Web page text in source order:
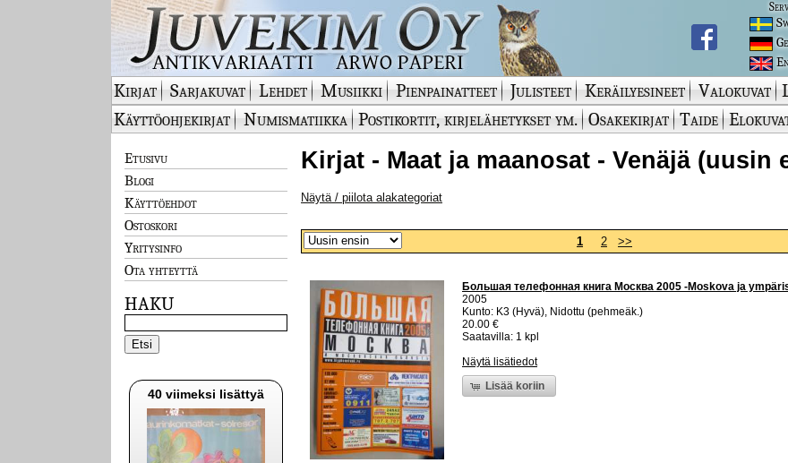
Kirjat Sarjakuvat Lehdet Musiikki Pienpainatteet Julisteet Keräilyesineet Valokuvat
Käyttöohjekirjat
Numismatiikka Postikortit, kirjelähetykset ym. Osakekirjat Taide
Etusivu
Blogi
Käyttöehdot
Ostoskori
Yritysinfo
Ota yhteyttä
HAKU
40 viimeksi lisättyä
Kirjat - Maat ja maanosat - Venäjä (uusin
Näytä / piilota alakategoriat
1 2 >>
Большая телефонная книга Москва 2005 -Moskova ja
2005
Kunto: K3 (Hyvä), Nidottu (pehmeäk.)
20.00 €
Saatavilla: 1 kpl
Näytä lisätiedot
Lisää koriin